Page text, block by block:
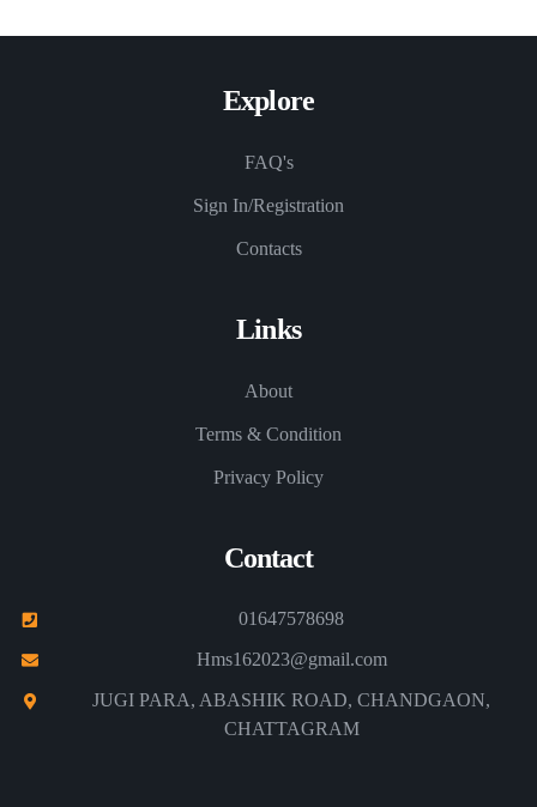
Explore
FAQ's
Sign In/Registration
Contacts
Links
About
Terms & Condition
Privacy Policy
Contact
01647578698
Hms162023@gmail.com
JUGI PARA, ABASHIK ROAD, CHANDGAON,
CHATTAGRAM